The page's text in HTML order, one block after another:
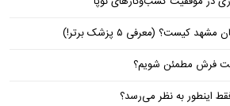
کیست؟ (معرفی ۵ پزشک برتر!)
فرش مطمئن شویم؟
اینطور به نظر می‌رسد؟